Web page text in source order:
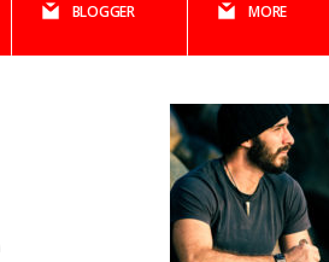
BLOGGER MORE